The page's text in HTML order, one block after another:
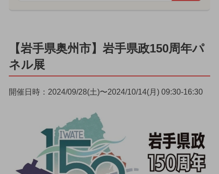
【岩手県奥州市】岩手県政150周年パ
ネル展
開催日時：2024/09/28(土)〜2024/10/14(月) 09:30-16:30